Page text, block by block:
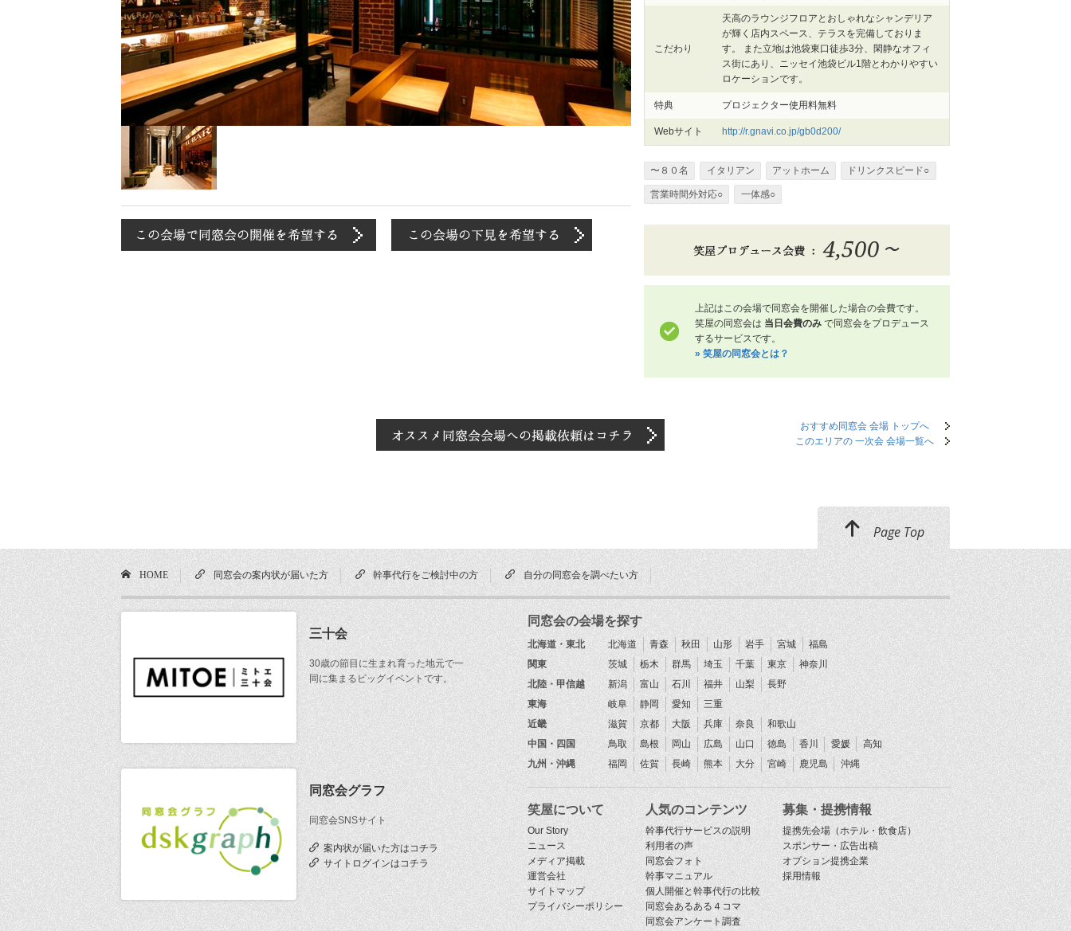
こだわり
天高のラウンジフロアとおしゃれなシャンデリア
が輝く店内スペース、テラスを完備しておりま
す。 また立地は池袋東口徒歩3分、閑静なオフィ
ス街にあり、ニッセイ池袋ビル1階とわかりやすい
ロケーションです。
特典 プロジェクター使用料無料
Webサイト http://r.gnavi.co.jp/gb0d200/
〜８０名 イタリアン アットホーム ドリンクスピード○
営業時間外対応○ 一体感○
4,500 〜
上記はこの会場で同窓会を開催した場合の会費です。
笑屋の同窓会は 当日会費のみ で同窓会をプロデュース
するサービスです。
» 笑屋の同窓会とは？
おすすめ同窓会 会場 トップへ
このエリアの 一次会 会場一覧へ
Page Top
HOME 同窓会の案内状が届いた方 幹事代行をご検討中の方 自分の同窓会を調べたい方
三十会
30歳の節目に生まれ育った地元で一
同に集まるビッグイベントです。
同窓会グラフ
同窓会SNSサイト
案内状が届いた方はコチラ
サイトログインはコチラ
同窓会の会場を探す
北海道・東北 北海道 青森 秋田 山形 岩手 宮城
福島
関東
茨城 栃木 群馬 埼玉 千葉 東京
神奈川
北陸・甲信越
新潟 富山 石川 福井 山梨
長野
東海
岐阜 静岡 愛知
三重
近畿
滋賀 京都 大阪 兵庫 奈良
和歌山
中国・四国
鳥取 島根 岡山 広島 山口 徳島 香川 愛媛
高知
九州・沖縄
福岡 佐賀 長崎 熊本 大分 宮崎 鹿児島 沖縄
笑屋について
Our Story
ニュース
メディア掲載
運営会社
サイトマップ
プライバシーポリシー
人気のコンテンツ
幹事代行サービスの説明
利用者の声
同窓会フォト
幹事マニュアル
個人開催と幹事代行の比較
同窓会あるある４コマ
同窓会アンケート調査
募集・提携情報
提携先会場（ホテル・飲食店）
スポンサー・広告出稿
オプション提携企業
採用情報